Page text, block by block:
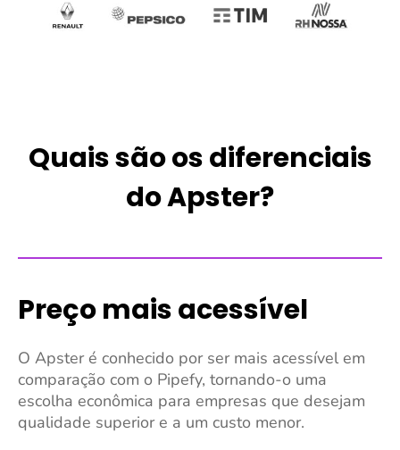
Quais são os diferenciais
do Apster?
Preço mais acessível
O Apster é conhecido por ser mais acessível em
comparação com o Pipefy, tornando-o uma
escolha econômica para empresas que desejam
qualidade superior e a um custo menor.